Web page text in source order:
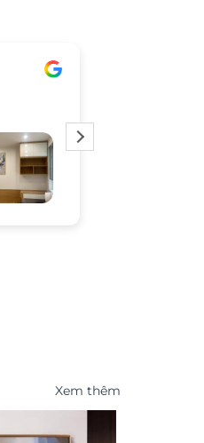
Xem thêm